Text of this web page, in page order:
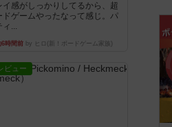
イ感がしっかりしてるから、超
ドゲームやったなって感じ。パ
ィ...
6時間前by ヒロ(新！ボードゲーム家族)
ビュー